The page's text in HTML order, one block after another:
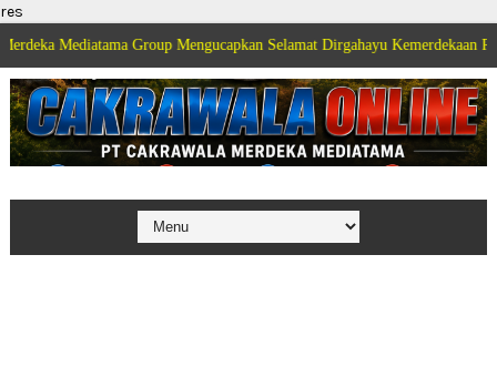
res
Group Mengucapkan Selamat Dirgahayu Kemerdekaan Republik